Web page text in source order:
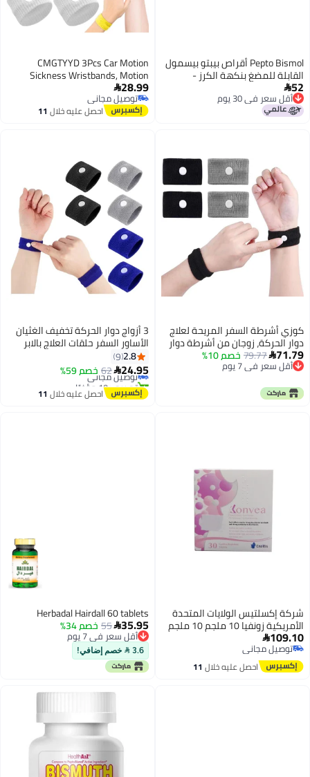
Pepto Bismol أقراص بيبتو بيسمول
القابلة للمضغ بنكهة الكرز -
لتخفيف اضطرابات المعدة، الغثيان،
حرقة المعدة، وعسر الهضم - دواء
52
أقل سعر في 30 يوم
أقل سعر في 30 يوم
CMGTYYD 3Pcs Car Motion
Sickness Wristbands, Motion
Sickness Bands for Kids
Acupressure Nausea Relief Band
for Morning Sickness Sea
28.99
توصيل مجاني
توصيل مجانياحصل عليه خلال 11
كوزي أشرطة السفر المريحة لعلاج
دوار الحركة، زوجان من أشرطة دوار
الحركة للبالغين والأطفال، أساور
معصم مضادة للغثيان للحمل/البحر/
71.79
79.77خصم 10%
أقل سعر في 7 يوم
أقل سعر في 7 يوم
3 أزواج دوار الحركة تخفيف الغثيان
الأساور السفر حلقات العلاج بالابر
لطائرة السيارات دوار البحر الأطفال
البالغين أسود رمادي أزرق
2.8
9
24.95
62 خصم 59%توصيل مجاني
تم بيع +10 مؤخرًا
توصيل مجانياحصل عليه خلال 11
شركة إكسلتيس الولايات المتحدة
الأمريكية زونفيا 10 ملجم 10 ملجم
30 قرص 109.10
توصيل مجاني
توصيل مجانياحصل عليه خلال 11
Herbadal Hairdall 60 tablets
35.95
55 خصم 34%
أقل سعر في 7 يوم
أقل سعر في 7 يوم3.6  خصم إضافي!